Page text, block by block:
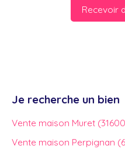
Recevoir
Je recherche un bien
Vente maison Muret
Vente maison Perpignan